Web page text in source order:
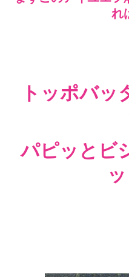
れ
トッポバッ
パピッとビ